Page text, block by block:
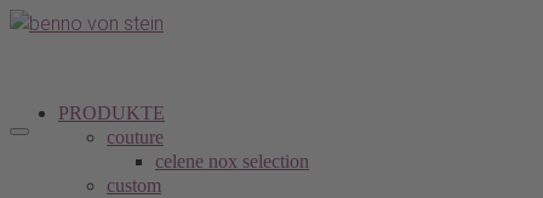
PRODUKTE
couture
celene nox selection
custom